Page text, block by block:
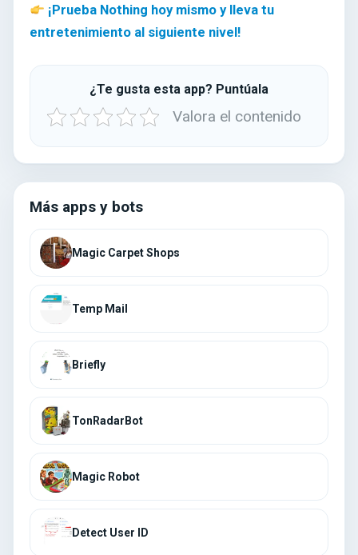
¡Prueba Nothing hoy mismo y lleva tu
entretenimiento al siguiente nivel!
¿Te gusta esta app? Puntúala
Valora el contenido
Más apps y bots
Magic Carpet Shops
Temp Mail
Briefly
TonRadarBot
Magic Robot
Detect User ID